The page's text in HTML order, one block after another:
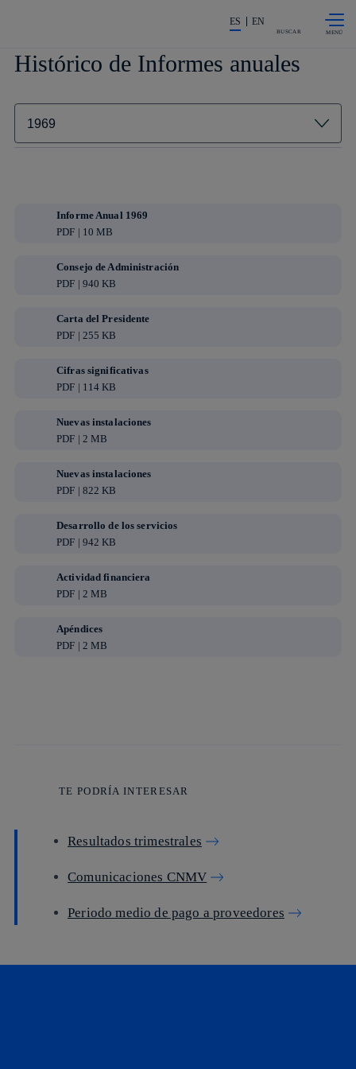
La acción en accionistas e
ES EN
BUSCAR
Histórico de Informes anuales
Informe Anual 1969
PDF | 10 MB
Consejo de Administración
PDF | 940 KB
Carta del Presidente
PDF | 255 KB
Cifras significativas
PDF | 114 KB
Nuevas instalaciones
PDF | 2 MB
Nuevas instalaciones
PDF | 822 KB
Desarrollo de los servicios
PDF | 942 KB
Actividad financiera
PDF | 2 MB
Apéndices
PDF | 2 MB
TE PODRÍA INTERESAR
Resultados trimestrales
Comunicaciones CNMV
Periodo medio de pago a proveedores